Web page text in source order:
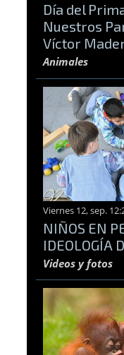
Día del
Nuestros
Víctor
Animales
Viernes 12, sep.
NIÑOS EN
IDEOLOGÍA
Videos y fotos